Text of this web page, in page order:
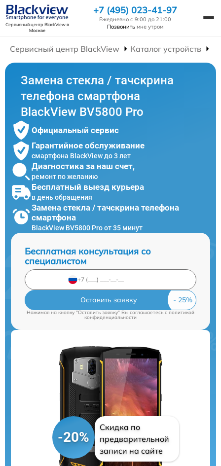
Сервисный центр BlackViewв
Москве
+7 (495) 023-41-97
Ежедневно с 9:00 до 21:00
Позвонить мне утром
Сервисный центр BlackView Каталог устройств
Замена стекла / тачскрина
телефона смартфона
BlackView BV5800 Pro
Официальный сервис
Гарантийное обслуживание
смартфона BlackView до 3 лет
Диагностика за наш счет,
ремонт по желанию
Бесплатный выезд курьера
в день обращения
Замена стекла / тачскрина телефона
смартфона
BlackView BV5800 Pro от 35 минут
Бесплатная консультация со
специалистом
Оставить заявку
Нажимая на кнопку "Оставить заявку" Вы соглашаетесь cполитикой
конфиденциальности
-20%
Скидка по
предварительной
записи на сайте